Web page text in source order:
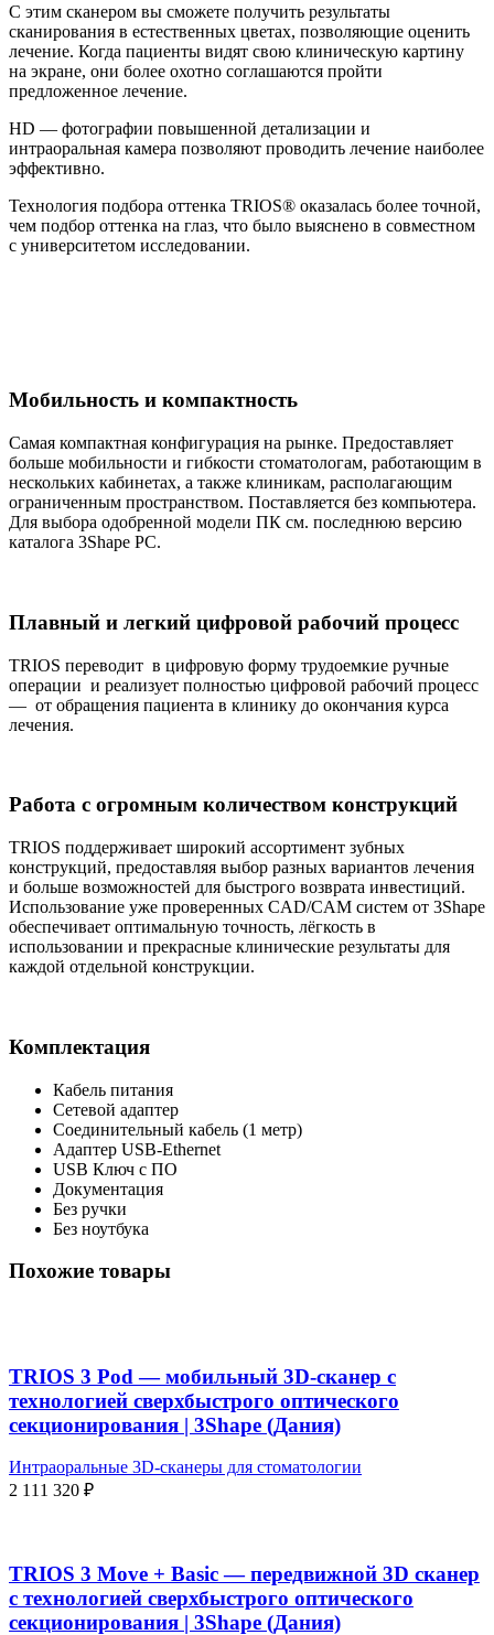
С этим сканером вы сможете получить результаты
сканирования в естественных цветах, позволяющие оценить
лечение. Когда пациенты видят свою клиническую картину
на экране, они более охотно соглашаются пройти
предложенное лечение.
HD — фотографии повышенной детализации и
интраоральная камера позволяют проводить лечение наиболее
эффективно.
Технология подбора оттенка TRIOS® оказалась более точной,
чем подбор оттенка на глаз, что было выяснено в совместном
с университетом исследовании.
Мобильность и компактность
Самая компактная конфигурация на рынке. Предоставляет
больше мобильности и гибкости стоматологам, работающим в
нескольких кабинетах, а также клиникам, располагающим
ограниченным пространством. Поставляется без компьютера.
Для выбора одобренной модели ПК см. последнюю версию
каталога 3Shape PC.
Плавный и легкий цифровой рабочий процесс
TRIOS переводит в цифровую форму трудоемкие ручные
операции и реализует полностью цифровой рабочий процесс
— от обращения пациента в клинику до окончания курса
лечения.
Работа с огромным количеством конструкций
TRIOS поддерживает широкий ассортимент зубных
конструкций, предоставляя выбор разных вариантов лечения
и больше возможностей для быстрого возврата инвестиций.
Использование уже проверенных CAD/CAM систем от 3Shape
обеспечивает оптимальную точность, лёгкость в
использовании и прекрасные клинические результаты для
каждой отдельной конструкции.
Комплектация
Кабель питания
Сетевой адаптер
Соединительный кабель (1 метр)
Адаптер USB-Ethernet
USB Ключ с ПО
Документация
​Без ручки
Без ноутбука
Похожие товары
TRIOS 3 Pod — мобильный 3D-сканер с
технологией сверхбыстрого оптического
секционирования | 3Shape (Дания)
Интраоральные 3D-сканеры для стоматологии
2 111 320 ₽
TRIOS 3 Move + Basic — передвижной 3D сканер
с технологией сверхбыстрого оптического
секционирования | 3Shape (Дания)